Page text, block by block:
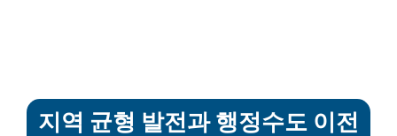
지역 균형 발전과 행정수도 이전